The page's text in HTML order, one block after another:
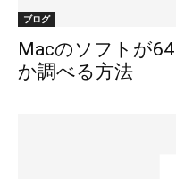
ブログ
Macのソフトが
か調べる方法